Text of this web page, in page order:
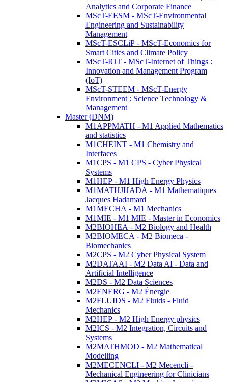
Analytics and Corporate Finance
MScT-EESM - MScT-Environmental
Engineering and Sustainability
Management
MScT-ESCLiP - MScT-Economics for
Smart Cities and Climate Policy
MScT-IOT - MScT-Internet of Things :
Innovation and Management Program
(IoT)
MScT-STEEM - MScT-Energy
Environment : Science Technology &
Management
Master (DNM)
M1APPMATH - M1 Applied Mathematics
and statistics
M1CHEINT - M1 Chemistry and
Interfaces
M1CPS - M1 CPS - Cyber Physical
Systems
M1HEP - M1 High Energy Physics
M1MATHJHADA - M1 Mathematiques
Jacques Hadamard
M1MECHA - M1 Mechanics
M1MIE - M1 MIE - Master in Economics
M2BIOHEA - M2 Biology and Health
M2BIOMECA - M2 Biomeca -
Biomechanics
M2CPS - M2 Cyber Physical System
M2DATAAI - M2 Data AI - Data and
Artificial Intelligence
M2DS - M2 Data Sciences
M2ENERG - M2 Énergie
M2FLUIDS - M2 Fluids - Fluid
Mechanics
M2HEP - M2 High Energy physics
M2ICS - M2 Integration, Circuits and
Systems
M2MATHMOD - M2 Mathematical
Modelling
M2MECENCLI - M2 Mecencli -
Mechanical Engineering for Clinicians